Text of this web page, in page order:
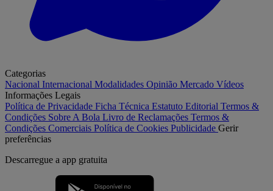
Categorias
Nacional Internacional Modalidades Opinião Mercado Vídeos
Informações Legais
Política de Privacidade Ficha Técnica Estatuto Editorial Termos &
Condições Sobre A Bola Livro de Reclamações Termos &
Condições Comerciais Política de Cookies Publicidade Gerir
preferências
Descarregue a app gratuita